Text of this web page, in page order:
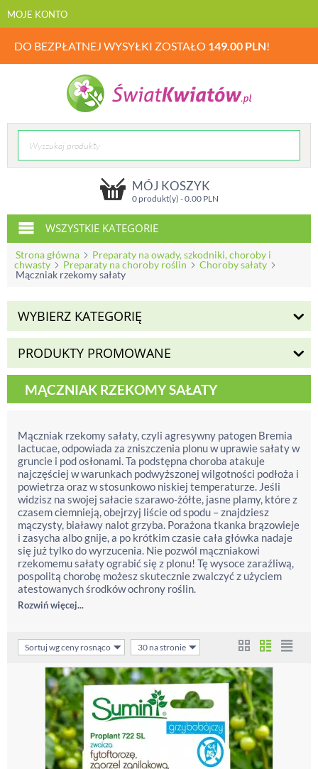
MOJE KONTO
DO BEZPŁATNEJ WYSYŁKI ZOSTAŁO 149.00 PLN!
MÓJ KOSZYK
0 produkt(y) -0.00PLN
WSZYSTKIE KATEGORIE
Strona główna
Preparaty na owady, szkodniki, choroby i
chwasty
Preparaty na choroby roślin
Choroby sałaty
Mączniak rzekomy sałaty
WYBIERZ KATEGORIĘ
PRODUKTY PROMOWANE
MĄCZNIAK RZEKOMY SAŁATY
Mączniak rzekomy sałaty, czyli agresywny patogen Bremia
lactucae, odpowiada za zniszczenia plonu w uprawie sałaty w
gruncie i pod osłonami. Ta podstępna choroba atakuje
najczęściej w warunkach podwyższonej wilgotności podłoża i
powietrza oraz w stosunkowo niskiej temperaturze. Jeśli
widzisz na swojej sałacie szarawo-żółte, jasne plamy, które z
czasem ciemnieją, obejrzyj liście od spodu – znajdziesz
mączysty, białawy nalot grzyba. Porażona tkanka brązowieje
i zasycha albo gnije, a po krótkim czasie cała główka nadaje
się już tylko do wyrzucenia. Nie pozwól mączniakowi
rzekomemu sałaty ograbić się z plonu! Tę wysoce zaraźliwą,
pospolitą chorobę możesz skutecznie zwalczyć z użyciem
atestowanych środków ochrony roślin.
Rozwiń więcej...
Sortuj wg ceny rosnąco 30 na stronie